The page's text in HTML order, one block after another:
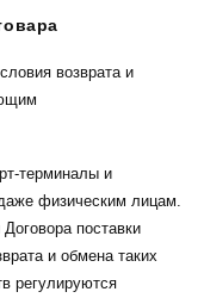
возврата и
терминалы и
физическим лицам.
поставки
и обмена таких
регулируются